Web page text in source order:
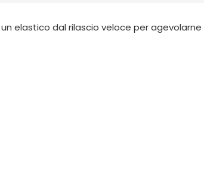
elastico dal rilascio veloce per agevolarne